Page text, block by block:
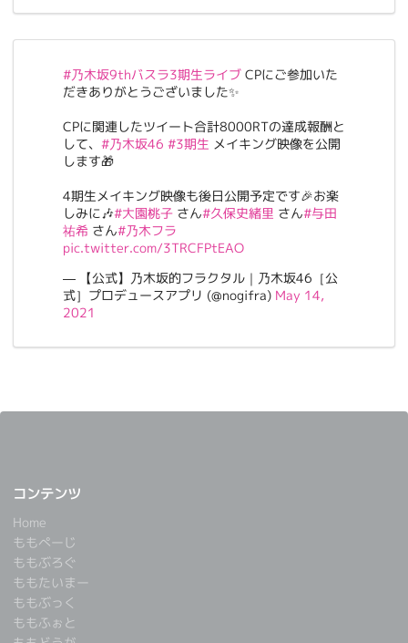
#乃木坂9thバスラ3期生ライブ CPにご参加いた
だきありがとうございました✨
CPに関連したツイート合計8000RTの達成報酬と
して、 #乃木坂46 #3期生 メイキング映像を公開
します🎁
4期生メイキング映像も後日公開予定です🎉お楽
しみに🎶#大園桃子 さん#久保史緒里 さん#与田
祐希 さん#乃木フラ
pic.twitter.com/3TRCFPtEAO
— 【公式】乃木坂的フラクタル｜乃木坂46［公
式］プロデュースアプリ (@nogifra) May 14,
2021
コンテンツ
Home
ももぺーじ
ももぶろぐ
ももたいまー
ももぶっく
ももふぉと